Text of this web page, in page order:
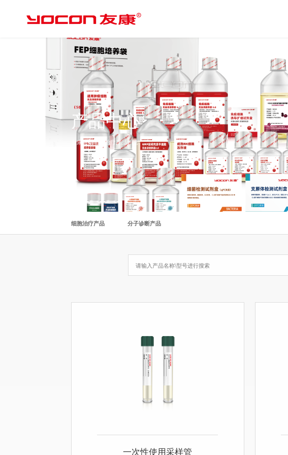
产品中心
友康生物细胞治疗产品一览
细胞治疗产品 分子诊断产品
一次性使用采样管